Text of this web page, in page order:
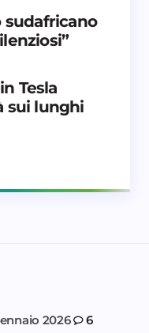
sudafricano
Tesla
sui lunghi
2026 6